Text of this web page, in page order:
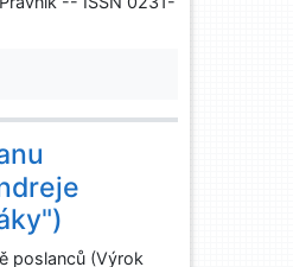
poslanců (Výrok